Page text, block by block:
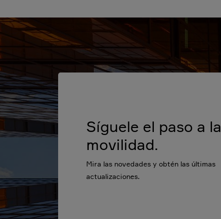
Síguele el paso a la
movilidad.
Mira las novedades y obtén las últimas
actualizaciones.